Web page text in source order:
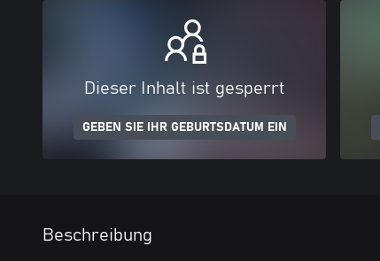
Dieser Inhalt ist gesperrt
GEBEN SIE IHR GEBURTSDATUM EIN
Beschreibung